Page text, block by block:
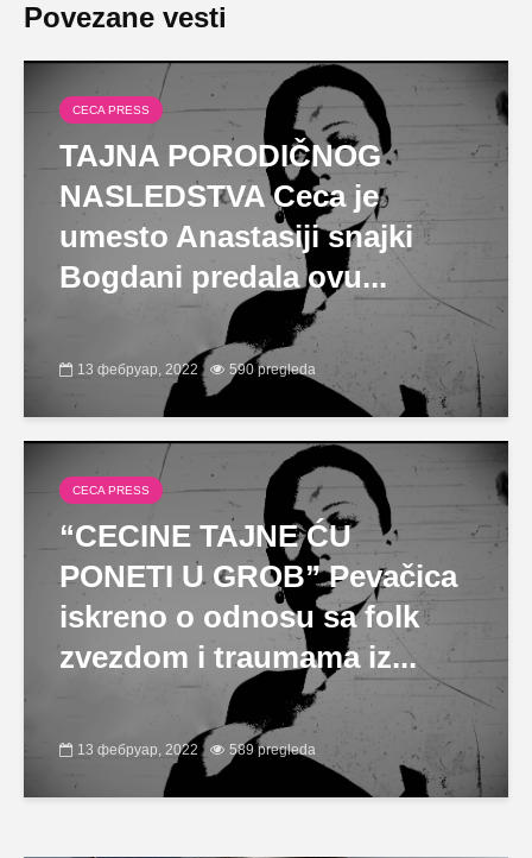
Povezane vesti
CECA PRESS
TAJNA PORODIČNOG
NASLEDSTVA Ceca je
umesto Anastasiji snajki
Bogdani predala ovu...
13 фебруар, 2022 590 pregleda
CECA PRESS
“CECINE TAJNE ĆU
PONETI U GROB” Pevačica
iskreno o odnosu sa folk
zvezdom i traumama iz...
13 фебруар, 2022 589 pregleda